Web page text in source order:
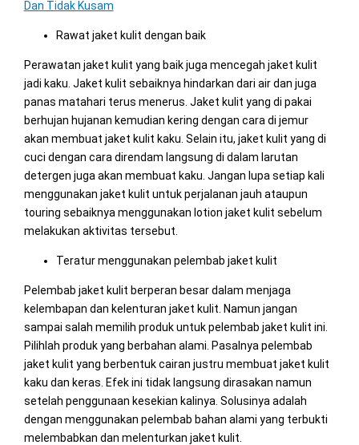
Dan Tidak Kusam
Rawat jaket kulit dengan baik
Perawatan jaket kulit yang baik juga mencegah jaket kulit
jadi kaku. Jaket kulit sebaiknya hindarkan dari air dan juga
panas matahari terus menerus. Jaket kulit yang di pakai
berhujan hujanan kemudian kering dengan cara di jemur
akan membuat jaket kulit kaku. Selain itu, jaket kulit yang di
cuci dengan cara direndam langsung di dalam larutan
detergen juga akan membuat kaku. Jangan lupa setiap kali
menggunakan jaket kulit untuk perjalanan jauh ataupun
touring sebaiknya menggunakan lotion jaket kulit sebelum
melakukan aktivitas tersebut.
Teratur menggunakan pelembab jaket kulit
Pelembab jaket kulit berperan besar dalam menjaga
kelembapan dan kelenturan jaket kulit. Namun jangan
sampai salah memilih produk untuk pelembab jaket kulit ini.
Pilihlah produk yang berbahan alami. Pasalnya pelembab
jaket kulit yang berbentuk cairan justru membuat jaket kulit
kaku dan keras. Efek ini tidak langsung dirasakan namun
setelah penggunaan kesekian kalinya. Solusinya adalah
dengan menggunakan pelembab bahan alami yang terbukti
melembabkan dan melenturkan jaket kulit.